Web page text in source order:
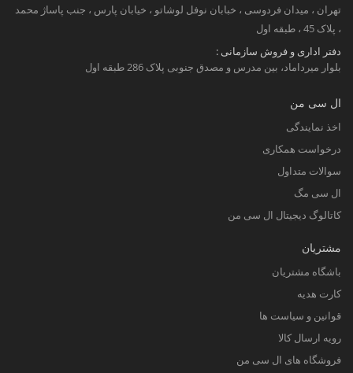
تهران ، میدان فردوسی ، خبابان نوفل لوشاتو ، خیابان پارس ، جنب پاساژ محمد
، پلاک 45 ، طبقه اول
دفتر اداری و فروش سازمانی :
بلوار میرداماد، بین مدرس و مصدق جنوبی پلاک 286 طبقه اول
ال سی من
اخذ نمایندگی
درخواست همکاری
سوالات متداول
ال سی مگ
کاتالوگ دیجیتال ال سی من
مشتریان
باشگاه مشتریان
کارت هدیه
قوانین و سیاست ها
رویه ارسال کالا
فروشگاه های ال سی من